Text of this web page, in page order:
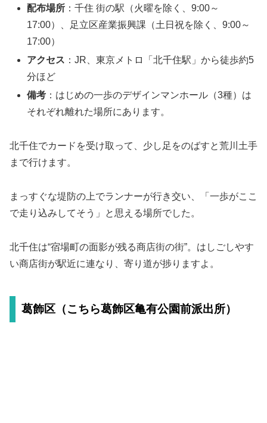
配布場所 ：千住 街の駅（火曜を除く、9:00～
17:00）、足立区産業振興課（土日祝を除く、9:00～
17:00）
アクセス ：JR、東京メトロ「北千住駅」から徒歩約5
分ほど
備考 ：はじめの一歩のデザインマンホール（3種）は
それぞれ離れた場所にあります。
北千住でカードを受け取って、少し足をのばすと荒川土手
まで行けます。
まっすぐな堤防の上でランナーが行き交い、「一歩がここ
で走り込みしてそう」と思える場所でした。
北千住は“宿場町の面影が残る商店街の街”。はしごしやす
い商店街が駅近に連なり、寄り道が捗りますよ。
葛飾区（こちら葛飾区亀有公園前派出所）